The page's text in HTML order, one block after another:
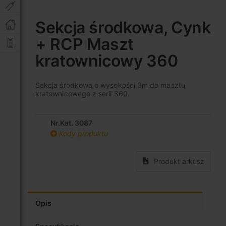
Sekcja środkowa, Cynk
+ RCP Maszt
kratownicowy 360
Sekcja środkowa o wysokości 3m do masztu
kratownicowego z serii 360.
Nr.Kat. 3087
Kody produktu
Produkt arkusz
początek
galerii
Opis